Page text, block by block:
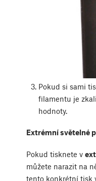
Pokud si sami
filamentu je
hodnoty.
Extrémní světelné
Pokud tisknete v
můžete narazit na
tento konkrétní tisk